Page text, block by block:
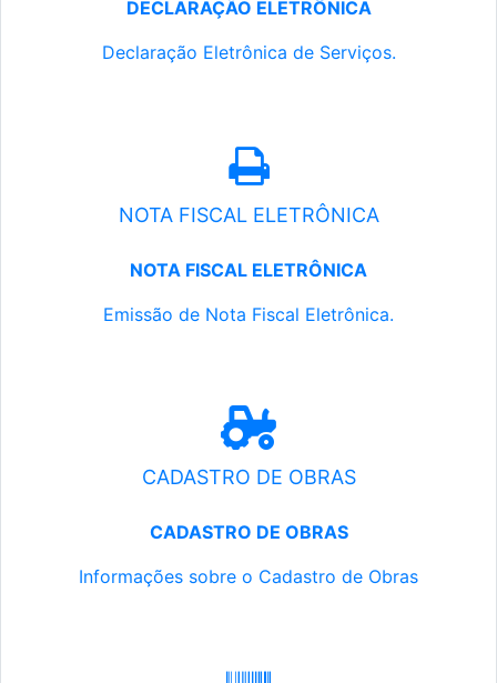
DECLARAÇÃO ELETRÔNICA
Declaração Eletrônica de Serviços.
NOTA FISCAL ELETRÔNICA
NOTA FISCAL ELETRÔNICA
Emissão de Nota Fiscal Eletrônica.
CADASTRO DE OBRAS
CADASTRO DE OBRAS
Informações sobre o Cadastro de Obras